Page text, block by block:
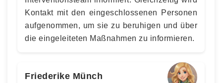
Kontakt mit den eingeschlossenen Personen
aufgenommen, um sie zu beruhigen und über
die eingeleiteten Maßnahmen zu informieren.
Friederike Münch